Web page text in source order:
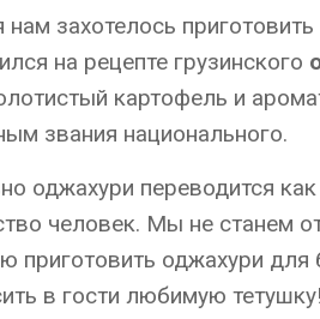
нам захотелось приготовить
на рецепте грузинского
картофель и
звания национального.
оджахури переводится как
человек. Мы не станем
приготовить оджахури
в гости любимую тетушку!